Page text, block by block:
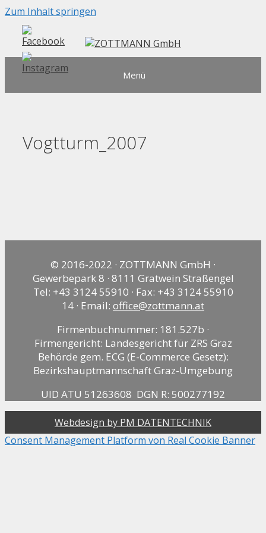
Zum Inhalt springen
Menü
Vogtturm_2007
© 2016-2022 · ZOTTMANN GmbH ·
Gewerbepark 8 · 8111 Gratwein Straßengel
Tel: +43 3124 55910 · Fax: +43 3124 55910
14 · Email: office@zottmann.at
Firmenbuchnummer: 181.527b ·
Firmengericht: Landesgericht für ZRS Graz
Behörde gem. ECG (E-Commerce Gesetz):
Bezirkshauptmannschaft Graz-Umgebung
UID ATU 51263608 DGN R: 500277192
Webdesign by PM DATENTECHNIK
Consent Management Platform von Real Cookie Banner